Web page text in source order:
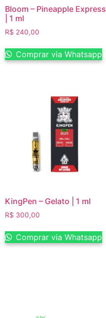
Bloom – Pineapple Express
| 1 ml
R$ 240,00
Comprar via Whatsapp
KingPen – Gelato | 1 ml
R$ 300,00
Comprar via Whatsapp